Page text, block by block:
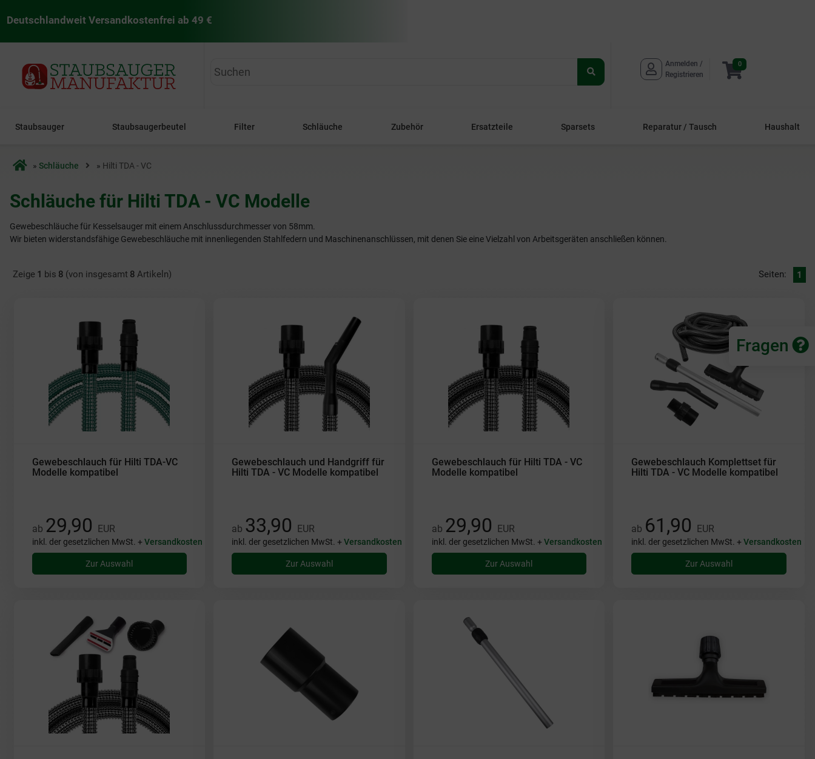
Deutschlandweit Versandkostenfrei ab 49 €
staubsaugermanufaktur
starten
Anmelden /
Registrieren
0
Staubsauger Staubsaugerbeutel Filter Schläuche Zubehör Ersatzteile Sparsets Reparatur / Tausch Haushalt
Startseite
» Schläuche » Hilti TDA - VC
Schläuche für Hilti TDA - VC Modelle
Gewebeschläuche für Kesselsauger mit einem Anschlussdurchmesser von 58mm.
Wir bieten widerstandsfähige Gewebeschläuche mit innenliegenden Stahlfedern und Maschinenanschlüssen, mit denen Sie eine Vielzahl von Arbeitsgeräten anschließen können.
Zeige 1 bis 8 (von insgesamt 8 Artikeln) Seiten: 1
Gewebeschlauch für Hilti TDA-VC
Modelle kompatibel
ab 29,90 EUR
inkl. der gesetzlichen MwSt. +Versandkosten
Zur Auswahl
Gewebeschlauch und Handgriff für
Hilti TDA - VC Modelle kompatibel
ab 33,90 EUR
inkl. der gesetzlichen MwSt. +Versandkosten
Zur Auswahl
Gewebeschlauch für Hilti TDA - VC
Modelle kompatibel
ab 29,90 EUR
inkl. der gesetzlichen MwSt. +Versandkosten
Zur Auswahl
Gewebeschlauch Komplettset für
Hilti TDA - VC Modelle kompatibel
ab 61,90 EUR
inkl. der gesetzlichen MwSt. +Versandkosten
Zur Auswahl
Fragen